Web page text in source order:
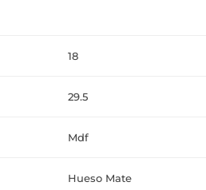
18
29.5
Mdf
Hueso Mate